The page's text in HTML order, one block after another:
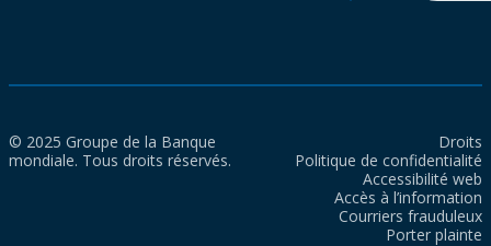
© 2025 Groupe de la Banque
mondiale. Tous droits réservés.
Droits
Politique de confidentialité
Accessibilité web
Accès à l’information
Courriers frauduleux
Porter plainte